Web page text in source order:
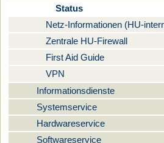
Status
Netz-Informationen (HU-
Zentrale HU-Firewall
First Aid Guide
VPN
Informationsdienste
Systemservice
Hardwareservice
Softwareservice